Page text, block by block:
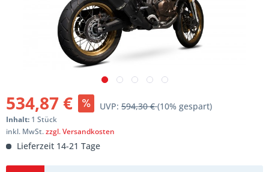
534,87 € UVP: 594,30 €(10% gespart)
Inhalt: 1 Stück
inkl. MwSt.zzgl. Versandkosten
Lieferzeit 14-21 Tage